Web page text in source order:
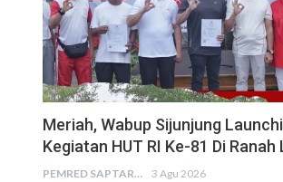
Meriah, Wabup Sijunjung
Kegiatan HUT RI Ke-81 Di Ranah
PEMRED SAPTARIUS 3 Agu 2026